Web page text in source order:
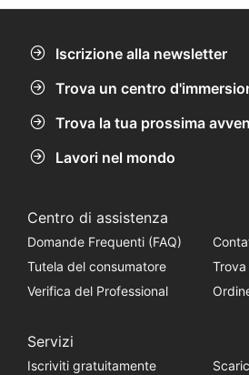
Iscrizione alla newsletter
Trova un centro
Trova la tua prossima
Lavori nel mondo
Centro di assistenza
Domande Frequenti (FAQ)
Tutela del consumatore
Verifica del Professional
Servizi
Iscriviti gratuitamente